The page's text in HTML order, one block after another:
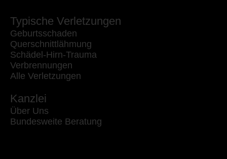
Typische Verletzungen
Geburtsschaden
Querschnittlähmung
Schädel-Hirn-Trauma
Verbrennungen
Alle Verletzungen
Kanzlei
Über Uns
Bundesweite Beratung